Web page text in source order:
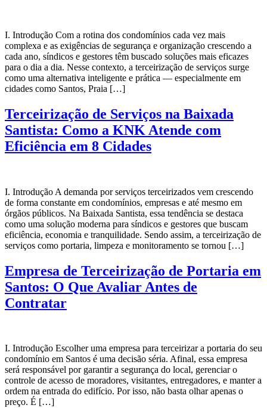
I. Introdução Com a rotina dos condomínios cada vez mais
complexa e as exigências de segurança e organização crescendo a
cada ano, síndicos e gestores têm buscado soluções mais eficazes
para o dia a dia. Nesse contexto, a terceirização de serviços surge
como uma alternativa inteligente e prática — especialmente em
cidades como Santos, Praia […]
Terceirização de Serviços na Baixada
Santista: Como a KNK Atende com
Eficiência em 8 Cidades
I. Introdução A demanda por serviços terceirizados vem crescendo
de forma constante em condomínios, empresas e até mesmo em
órgãos públicos. Na Baixada Santista, essa tendência se destaca
como uma solução moderna para síndicos e gestores que buscam
eficiência, economia e tranquilidade. Sendo assim, a terceirização de
serviços como portaria, limpeza e monitoramento se tornou […]
Empresa de Terceirização de Portaria em
Santos: O Que Avaliar Antes de
Contratar
I. Introdução Escolher uma empresa para terceirizar a portaria do seu
condomínio em Santos é uma decisão séria. Afinal, essa empresa
será responsável por garantir a segurança do local, gerenciar o
controle de acesso de moradores, visitantes, entregadores, e manter a
ordem na entrada do edifício. Por isso, não basta olhar apenas o
preço. É […]